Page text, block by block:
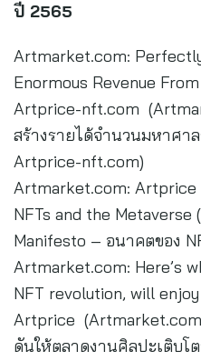
ปี 2565
Artmarket.com:
Enormous Revenue
Artprice-nft.com
สร้างรายได้จำนวนมหาศา
Artprice-nft.com)
Artmarket.com:
NFTs and the
Manifesto – อนาคตของ
Artmarket.com: Here’s
NFT revolution, will
Artprice
ดันให้ตลาดงานศิลปะเติบ